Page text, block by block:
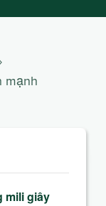
mạnh
mili giây